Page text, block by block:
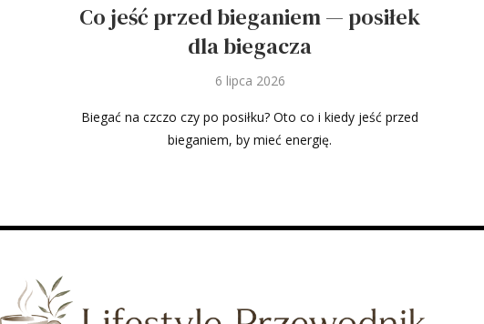
Co jeść przed bieganiem — posiłek
dla biegacza
6 lipca 2026
Biegać na czczo czy po posiłku? Oto co i kiedy jeść przed
bieganiem, by mieć energię.